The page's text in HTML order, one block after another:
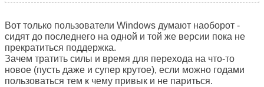
Вот только пользователи Windows думают наоборот -
сидят до последнего на одной и той же версии пока не
прекратиться поддержка.
Зачем тратить силы и время для перехода на что-то
новое (пусть даже и супер крутое), если можно годами
пользоваться тем к чему привык и не париться.